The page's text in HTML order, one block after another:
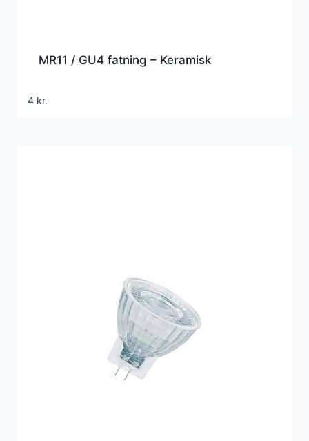
MR11 / GU4 fatning – Keramisk
4 kr.